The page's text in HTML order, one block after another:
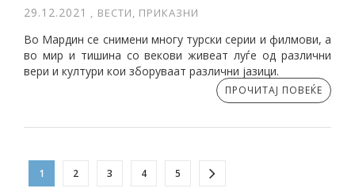
29.12.2021 , ВЕСТИ, ПРИКАЗНИ
Во Мардин се снимени многу турски серии и филмови, а
во мир и тишина со векови живеат луѓе од различни
вери и култури кои зборуваат различни јазици.
ПРОЧИТАЈ ПОВЕЌЕ
1 2 3 4 5